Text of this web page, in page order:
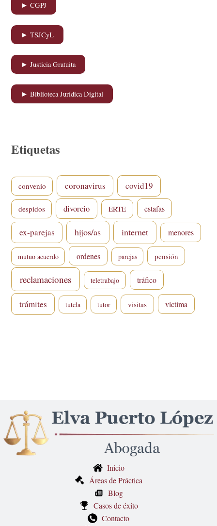
► CGPJ
► TSJCyL
► Justicia Gratuita
► Biblioteca Jurídica Digital
Etiquetas
convenio coronavirus covid19
despidos divorcio ERTE estafas
ex-parejas hijos/as internet menores
mutuo acuerdo ordenes parejas pensión
reclamaciones teletrabajo tráfico
trámites tutela tutor visitas víctima
Inicio
Áreas de Práctica
Blog
Casos de éxito
Contacto